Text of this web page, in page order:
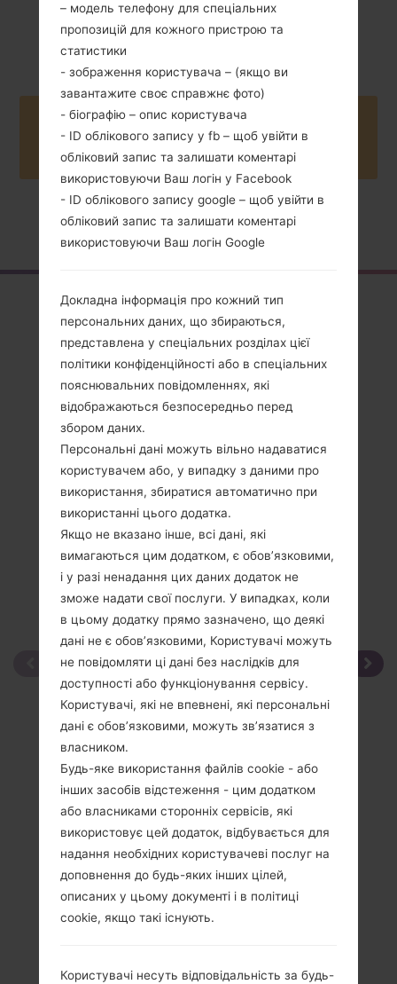
Unknown
Листопад, 2011
Buy accessories on Amazon
Головна →Серія →LG myTouch →LGE739
Огляд
LGE739(LGE739)
akaLG myTouch
Порівняти
– модель телефону для спеціальних
пропозицій для кожного пристрою та
статистики
- зображення користувача – (якщо ви
завантажите своє справжнє фото)
- біографію – опис користувача
- ID облікового запису у fb – щоб увійти в
обліковий запис та залишати коментарі
використовуючи Ваш логін у Facebook
- ID облікового запису google – щоб увійти в
обліковий запис та залишати коментарі
використовуючи Ваш логін Google
Докладна інформація про кожний тип
персональних даних, що збираються,
представлена у спеціальних розділах цієї
політики конфіденційності або в спеціальних
пояснювальних повідомленнях, які
відображаються безпосередньо перед
збором даних.
Персональні дані можуть вільно надаватися
користувачем або, у випадку з даними про
використання, збиратися автоматично при
використанні цього додатка.
Якщо не вказано інше, всі дані, які
вимагаються цим додатком, є обов’язковими,
і у разі ненадання цих даних додаток не
зможе надати свої послуги. У випадках, коли
в цьому додатку прямо зазначено, що деякі
дані не є обов’язковими, Користувачі можуть
не повідомляти ці дані без наслідків для
доступності або функціонування сервісу.
Користувачі, які не впевнені, які персональні
дані є обов’язковими, можуть зв’язатися з
власником.
Будь-яке використання файлів cookie - або
інших засобів відстеження - цим додатком
або власниками сторонніх сервісів, які
використовує цей додаток, відбувається для
надання необхідних користувачеві послуг на
доповнення до будь-яких інших цілей,
описаних у цьому документі і в політиці
cookie, якщо такі існують.
Користувачі несуть відповідальність за будь-